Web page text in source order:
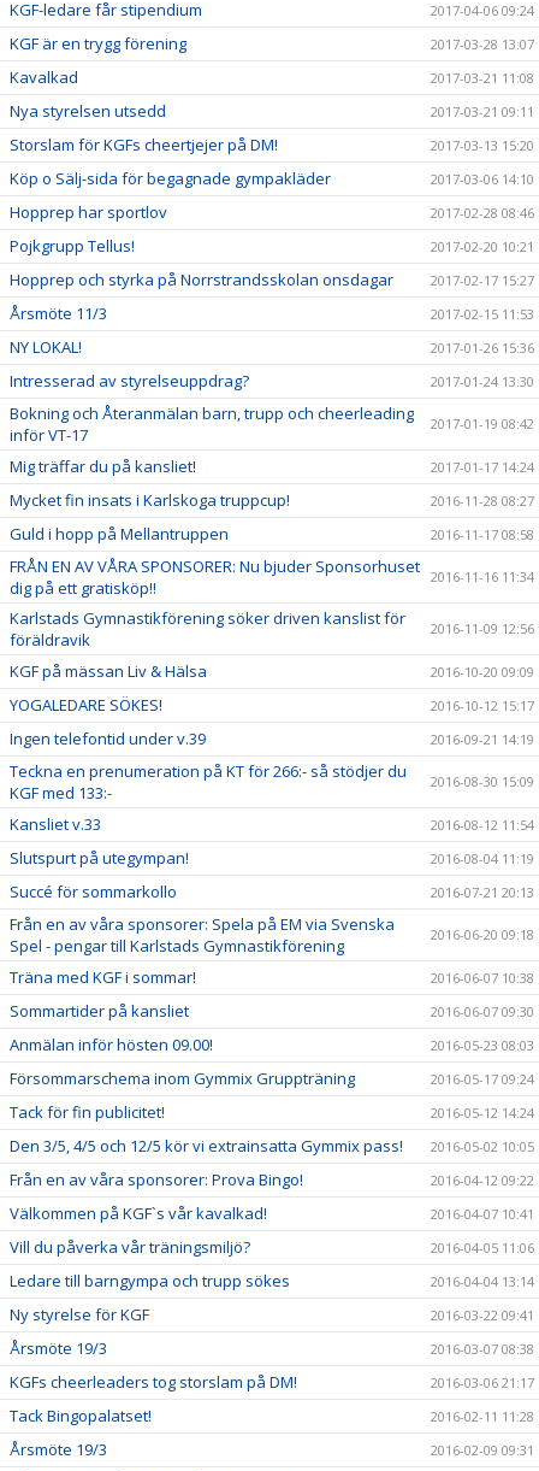
KGF-ledare får stipendium 2017-04-06 09:24
KGF är en trygg förening 2017-03-28 13:07
Kavalkad 2017-03-21 11:08
Nya styrelsen utsedd 2017-03-21 09:11
Storslam för KGFs cheertjejer på DM! 2017-03-13 15:20
Köp o Sälj-sida för begagnade gympakläder 2017-03-06 14:10
Hopprep har sportlov 2017-02-28 08:46
Pojkgrupp Tellus! 2017-02-20 10:21
Hopprep och styrka på Norrstrandsskolan onsdagar 2017-02-17 15:27
Årsmöte 11/3 2017-02-15 11:53
NY LOKAL! 2017-01-26 15:36
Intresserad av styrelseuppdrag? 2017-01-24 13:30
Bokning och Återanmälan barn, trupp och cheerleading
inför VT-17
2017-01-19 08:42
Mig träffar du på kansliet! 2017-01-17 14:24
Mycket fin insats i Karlskoga truppcup! 2016-11-28 08:27
Guld i hopp på Mellantruppen 2016-11-17 08:58
FRÅN EN AV VÅRA SPONSORER: Nu bjuder Sponsorhuset
dig på ett gratisköp!!
2016-11-16 11:34
Karlstads Gymnastikförening söker driven kanslist för
föräldravik
2016-11-09 12:56
KGF på mässan Liv & Hälsa 2016-10-20 09:09
YOGALEDARE SÖKES! 2016-10-12 15:17
Ingen telefontid under v.39 2016-09-21 14:19
Teckna en prenumeration på KT för 266:- så stödjer du
KGF med 133:-
2016-08-30 15:09
Kansliet v.33 2016-08-12 11:54
Slutspurt på utegympan! 2016-08-04 11:19
Succé för sommarkollo 2016-07-21 20:13
Från en av våra sponsorer: Spela på EM via Svenska
Spel - pengar till Karlstads Gymnastikförening
2016-06-20 09:18
Träna med KGF i sommar! 2016-06-07 10:38
Sommartider på kansliet 2016-06-07 09:30
Anmälan inför hösten 09.00! 2016-05-23 08:03
Försommarschema inom Gymmix Gruppträning 2016-05-17 09:24
Tack för fin publicitet! 2016-05-12 14:24
Den 3/5, 4/5 och 12/5 kör vi extrainsatta Gymmix pass! 2016-05-02 10:05
Från en av våra sponsorer: Prova Bingo! 2016-04-12 09:22
Välkommen på KGF`s vår kavalkad! 2016-04-07 10:41
Vill du påverka vår träningsmiljö? 2016-04-05 11:06
Ledare till barngympa och trupp sökes 2016-04-04 13:14
Ny styrelse för KGF 2016-03-22 09:41
Årsmöte 19/3 2016-03-07 08:38
KGFs cheerleaders tog storslam på DM! 2016-03-06 21:17
Tack Bingopalatset! 2016-02-11 11:28
Årsmöte 19/3 2016-02-09 09:31